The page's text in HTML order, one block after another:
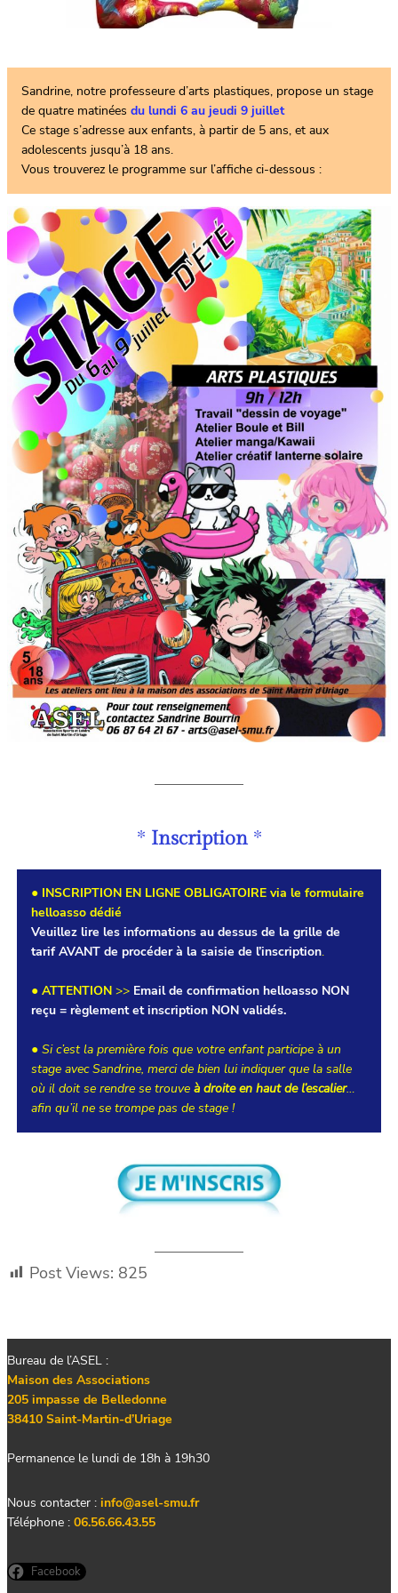
Sandrine, notre professeure d’arts plastiques, propose un stage
de quatre matinées du lundi 6 au jeudi 9 juillet
Ce stage s’adresse aux enfants, à partir de 5 ans, et aux
adolescents jusqu’à 18 ans.
Vous trouverez le programme sur l’affiche ci-dessous :
* Inscription*
● INSCRIPTION EN LIGNE OBLIGATOIRE via le formulaire
helloasso dédié
Veuillez lire les informations au dessus de la grille de
tarif AVANT de procéder à la saisie de l’inscription.
● ATTENTION >> Email de confirmation helloasso NON
reçu = règlement et inscription NON validés.
● Si c’est la première fois que votre enfant participe à un
stage avec Sandrine, merci de bien lui indiquer que la salle
où il doit se rendre se trouve à droite en haut de l’escalier…
afin qu’il ne se trompe pas de stage !
Post Views: 825
Bureau de l’ASEL :
Maison des Associations
205 impasse de Belledonne
38410 Saint-Martin-d’Uriage
Permanence le lundi de 18h à 19h30
Nous contacter : info@asel-smu.fr
Téléphone : 06.56.66.43.55
Facebook